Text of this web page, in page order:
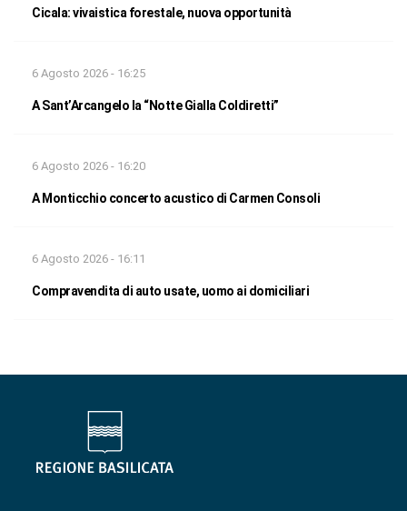
Cicala: vivaistica forestale, nuova opportunità
6 Agosto 2026 - 16:25
A Sant’Arcangelo la “Notte Gialla Coldiretti”
6 Agosto 2026 - 16:20
A Monticchio concerto acustico di Carmen Consoli
6 Agosto 2026 - 16:11
Compravendita di auto usate, uomo ai domiciliari